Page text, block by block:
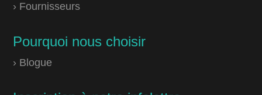
› Fournisseurs
Pourquoi nous choisir
› Blogue